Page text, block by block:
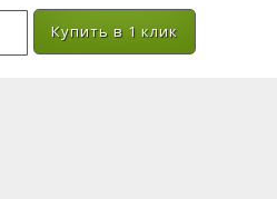
Купить в 1 клик